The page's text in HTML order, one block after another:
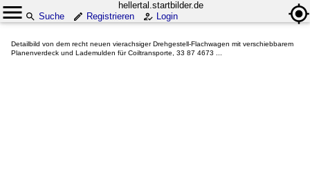
hellertal.startbilder.de
Suche
Registrieren Login
Detailbild von dem recht neuen vierachsiger Drehgestell-Flachwagen mit verschiebbarem
Planenverdeck und Lademulden für Coiltransporte, 33 87 4673 ...